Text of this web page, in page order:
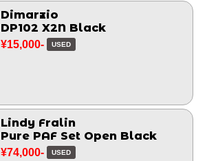
Dimarzio
DP102 X2N Black
¥15,000- USED
Lindy Fralin
Pure PAF Set Open Black
¥74,000- USED